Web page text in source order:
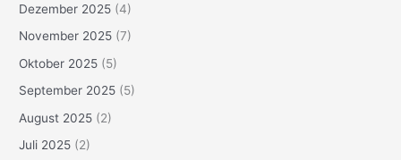
Dezember 2025 (4)
November 2025 (7)
Oktober 2025 (5)
September 2025 (5)
August 2025 (2)
Juli 2025 (2)